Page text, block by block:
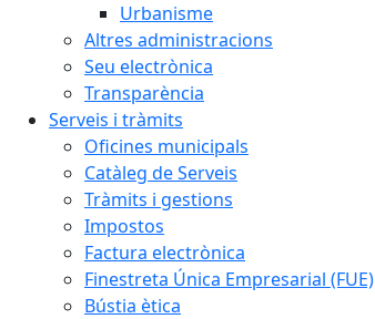
Urbanisme
Altres administracions
Seu electrònica
Transparència
Serveis i tràmits
Oficines municipals
Catàleg de Serveis
Tràmits i gestions
Impostos
Factura electrònica
Finestreta Única Empresarial (FUE)
Bústia ètica